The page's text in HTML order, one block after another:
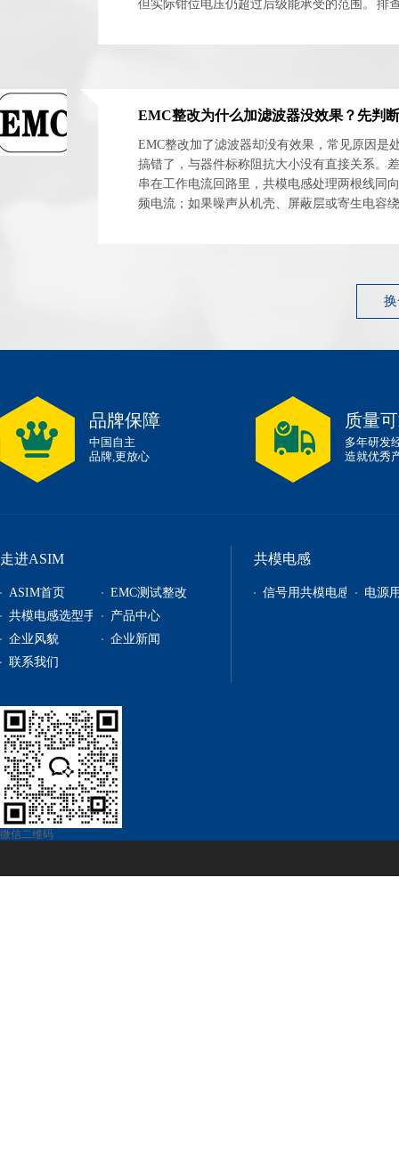
但实际钳位电压仍超过后级能承受的范围。 排
EMC整改加了滤波器却没有效果，常见原因是
搞错了，与器件标称阻抗大小没有直接关系。
串在工作电流回路里，共模电感处理两根线同
频电流；如果噪声从机壳、屏蔽层或寄生电容
品牌保障
中国自主
品牌,更放心
质量
多年研发
造就优秀
走进ASIM
ASIM首页
EMC测试整改
共模电感选型手册 产品中心
信号用共模电感
企业风貌
企业新闻
联系我们
共模电感
信号用共模电感 电源
微信二维码